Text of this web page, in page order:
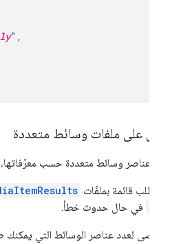
",
الحصول على ملفات وسائط متعددة
لاسترداد عناصر وسائط متعددة حسب
يعرض الطلب قائمة بملفّات
Status في حال حدوث خطأ.